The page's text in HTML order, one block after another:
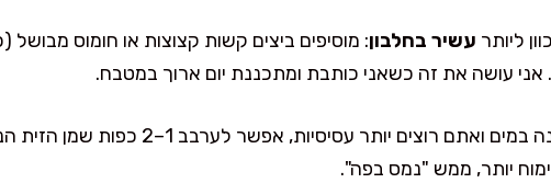
ליותר עשיר בחלבון: מוסיפים ביצים קשות קצוצות או חומוס
אני עושה את זה כשאני כותבת ומתכננת יום ארוך במטבח.
אם הטונה במים ואתם רוצים יותר
יותר, ממש "נמס בפה".